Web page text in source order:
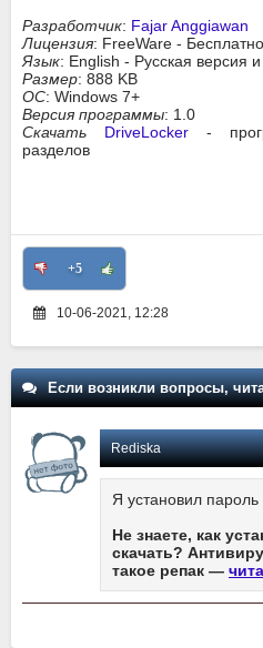
Разработчик: Fajar Anggiawan
Лицензия: FreeWare - Бесплатно
Язык: English - Русская версия
Размер: 888 KB
ОС: Windows 7+
Версия программы: 1.0
Скачать DriveLocker -
разделов
+5
10-06-2021, 12:28
Если возникли вопросы,
Rediska
Я установил
Не знаете, как
скачать?
такое репак —